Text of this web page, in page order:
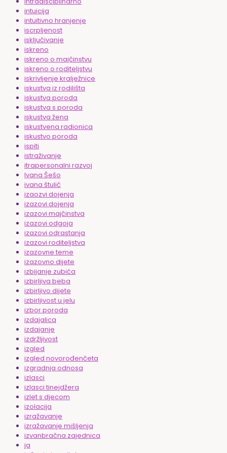
intuicija
intuitivno hranjenje
iscrpljenost
isključivanje
iskreno
iskreno o majčinstvu
iskreno o roditeljstvu
iskrivljenje kralježnice
iskustva iz rodilišta
iskustva poroda
iskustva s poroda
iskustva žena
iskustvena radionica
iskustvo poroda
ispiti
istraživanje
itrapersonalni razvoj
Ivana Šešo
ivana štulić
izaozvi dojenja
izazovi dojenja
izazovi majčinstva
izazovi odgoja
izazovi odrastanja
izazovi roditeljstva
izazovne teme
izazovno dijete
izbijanje zubića
izbirljiva beba
izbirljivo dijete
izbirljivost u jelu
izbor poroda
izdajalica
izdajanje
izdržljivost
izgled
izgled novorođenčeta
izgradnja odnosa
izlasci
izlasci tinejdžera
izlet s djecom
izolacija
izražavanje
izražavanje mišljenja
izvanbračna zajednica
ja